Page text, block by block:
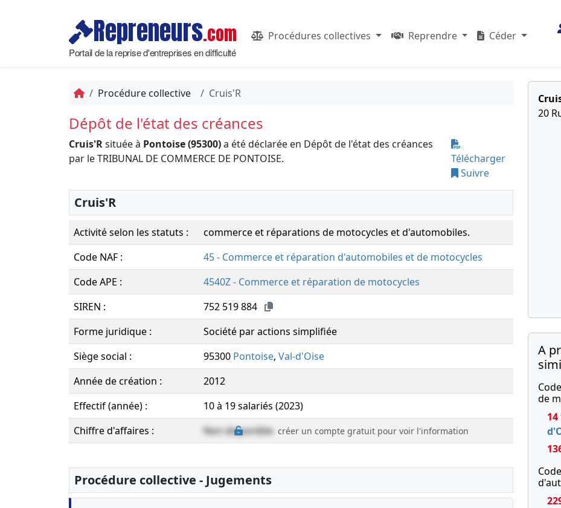
Repreneurs.com
Portail de la reprise d'entreprises en difficulté
Procédures collectives Reprendre Céder
Procédure collective Cruis'R
Dépôt de l'état des créances
Cruis'Rsituée à Pontoise (95300)a été déclarée en Dépôt de l'état des créances
par le TRIBUNAL DE COMMERCE DE PONTOISE.
Télécharger
Suivre
Cruis'R
Activité selon les statuts :
commerce et réparations de motocycles et d'automobiles.
Code NAF :
45 - Commerce et réparation d'automobiles et de motocycles
Code APE :
4540Z - Commerce et réparation de motocycles
SIREN :
752 519 884
Forme juridique :
Société par actions simplifiée
Siège social :
95300 Pontoise, Val-d'Oise
Année de création :
2012
Effectif (année) :
10 à 19 salariés (2023)
Chiffre d'affaires :
Non disponible créer un compte gratuit pour voir l'information
Procédure collective - Jugements
20
A
de
14